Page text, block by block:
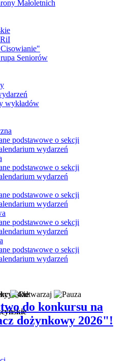
Małoletnich
Seniorów
wykładów
podstawowe o sekcji
wydarzeń
podstawowe o sekcji
wydarzeń
podstawowe o sekcji
wydarzeń
podstawowe o sekcji
wydarzeń
podstawowe o sekcji
wydarzeń
do konkursu na
dożynkowy 2026"!